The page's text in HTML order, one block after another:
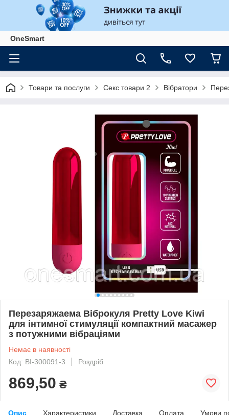
OneSmart
Товари та послуги Секс товари 2 Вібратори
Перезаряжаема Віброкуля Pretty Love Kiwi
для інтимної стимуляції компактний масажер
з потужними вібраціями
Немає в наявності
Код: BI-300091-3
Роздріб
869,50 ₴
Опис Характеристики Доставка Оплата Умови